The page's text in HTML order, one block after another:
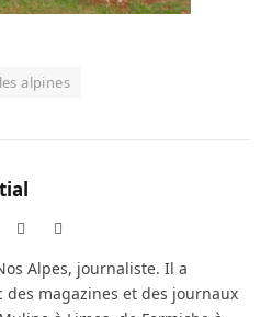
alpines
Instagram
Alpes, journaliste. Il a
des magazines et des journaux